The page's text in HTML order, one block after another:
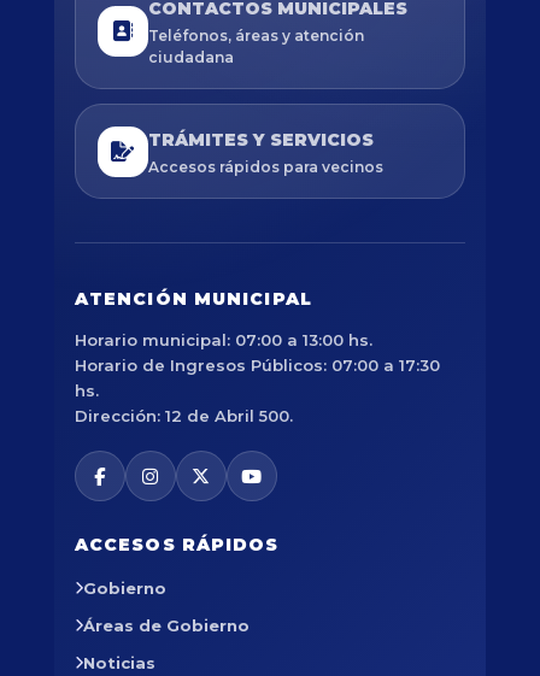
CONTACTOS MUNICIPALES
Teléfonos, áreas y atención
ciudadana
TRÁMITES Y SERVICIOS
Accesos rápidos para vecinos
ATENCIÓN MUNICIPAL
Horario municipal: 07:00 a 13:00 hs.
Horario de Ingresos Públicos: 07:00 a 17:30
hs.
Dirección: 12 de Abril 500.
ACCESOS RÁPIDOS
Gobierno
Áreas de Gobierno
Noticias